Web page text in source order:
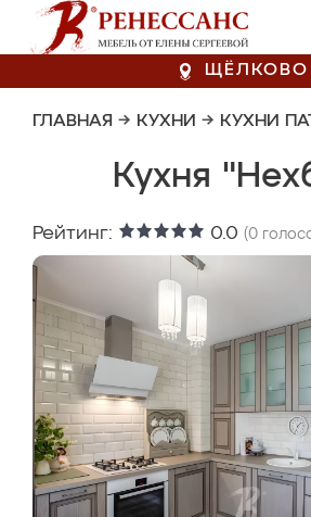
ЩЁЛКОВО
ГЛАВНАЯ → КУХНИ → КУХНИ
Кухня
Рейтинг: 0.0 (0